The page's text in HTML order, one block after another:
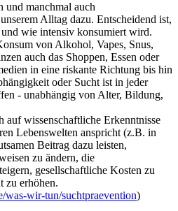
und manchmal auch
Alltag dazu. Entscheidend ist,
wie intensiv konsumiert wird.
von Alkohol, Vapes, Snus,
auch das Shoppen, Essen oder
in eine riskante Richtung bis hin
oder Sucht ist in jeder
- unabhängig von Alter, Bildung,
auf wissenschaftliche Erkenntnisse
Lebenswelten anspricht (z.B. in
Beitrag dazu leisten,
zu ändern, die
gesellschaftliche Kosten zu
zu erhöhen.
was-wir-tun/suchtpraevention)